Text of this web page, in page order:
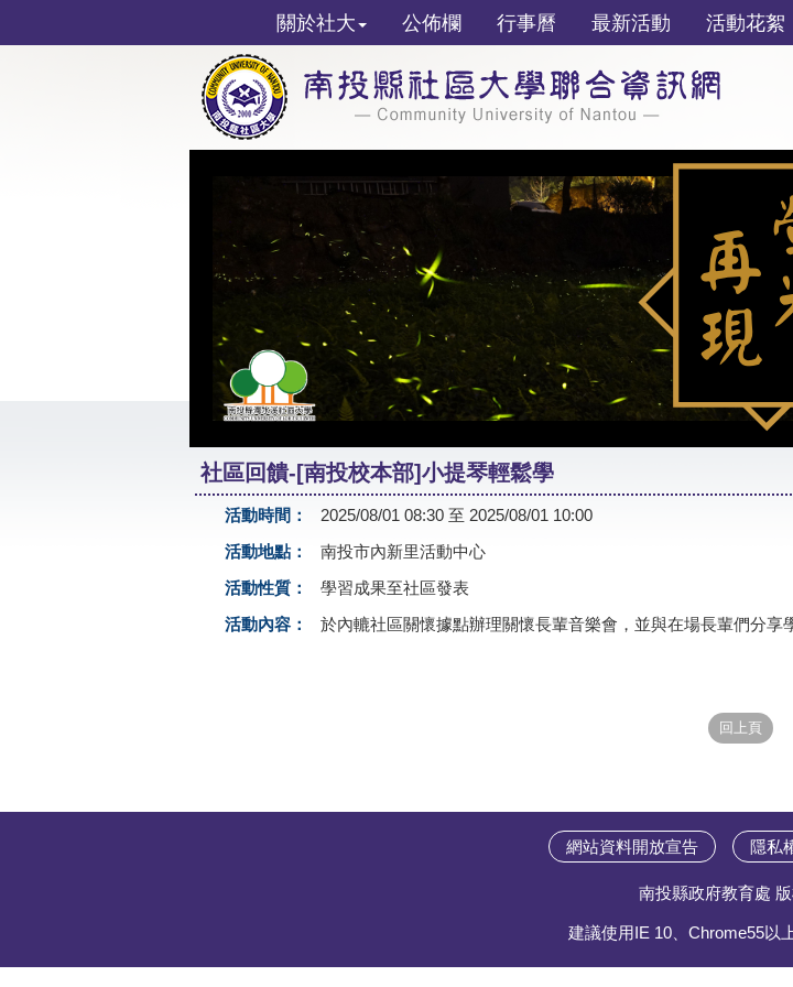
關於社大 公佈欄 行事曆 最新活動 活動花絮
社區回饋-[南投校本部]小提琴輕鬆學
活動時間：
2025/08/01 08:30 至 2025/08/01 10:00
活動地點：
南投市內新里活動中心
活動性質：
學習成果至社區發表
活動內容：
於內轆社區關懷據點辦理關懷長輩音樂會，並與在場長輩們分享
網站資料開放宣告 隱私
南投縣政府教育處
建議使用IE 10、Chrome55以